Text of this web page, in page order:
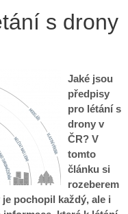
s drony
Jaké jsou
předpisy
pro létání s
drony v
ČR? V
tomto
článku si
rozeberem
pochopil každý, ale i